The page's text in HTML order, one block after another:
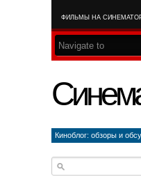
ФИЛЬМЫ НА
Киноблог: обзоры и